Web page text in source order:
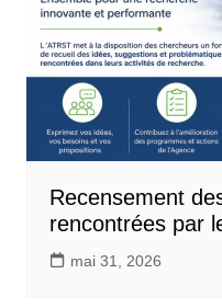
Recensement
rencontrées par
mai 31, 2026